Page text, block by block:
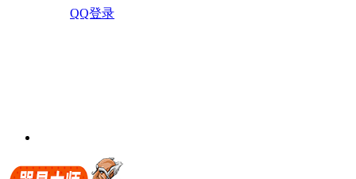
QQ登录